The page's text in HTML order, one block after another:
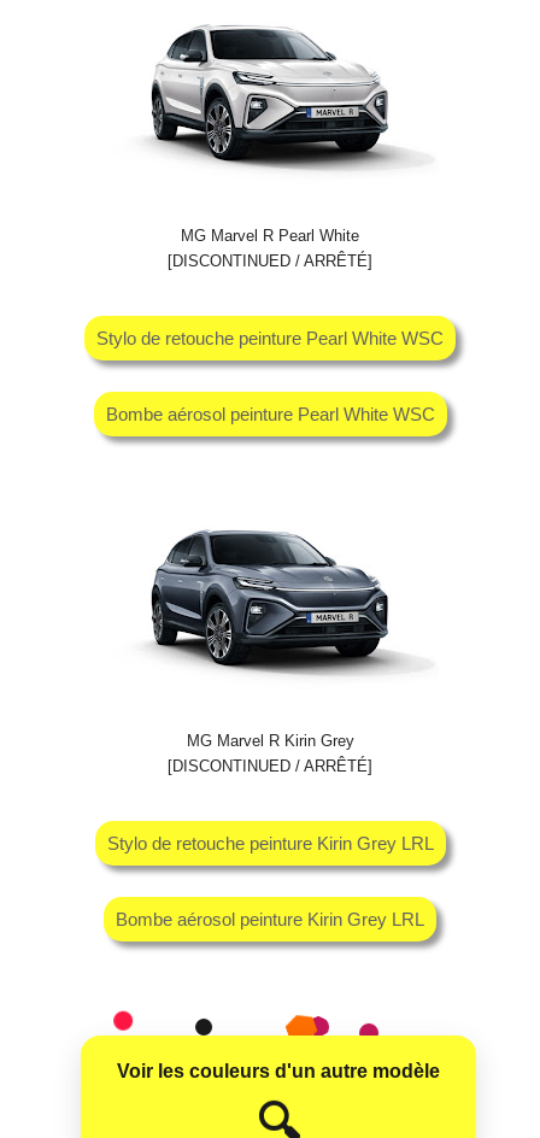
MG Marvel R Pearl White
[DISCONTINUED / ARRÊTÉ]
Stylo de retouche peinture Pearl White WSC
Bombe aérosol peinture Pearl White WSC
MG Marvel R Kirin Grey
[DISCONTINUED / ARRÊTÉ]
Stylo de retouche peinture Kirin Grey LRL
Bombe aérosol peinture Kirin Grey LRL
😊
Voir les couleurs d'un autre modèle
🔍